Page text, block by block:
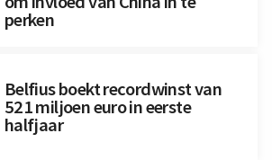
perken
Belfius boekt recordwinst van
521 miljoen euro in eerste
halfjaar